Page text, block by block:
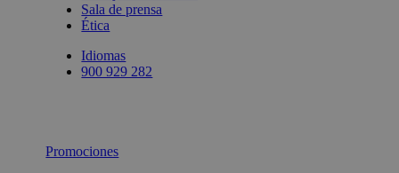
Sala de prensa
Ética
Idiomas
900 929 282
Promociones